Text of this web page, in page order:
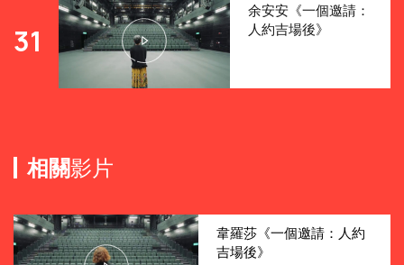
31
余安安《一個邀請：
人約吉場後》
相關影片
韋羅莎《一個邀請：人約
吉場後》